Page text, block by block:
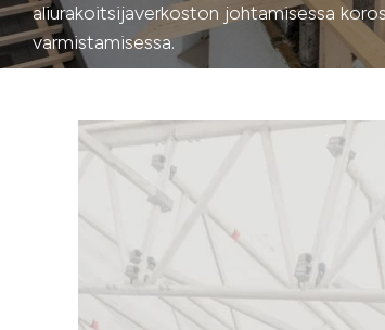
aliurakoitsijaverkoston johtamisessa
varmistamisessa.